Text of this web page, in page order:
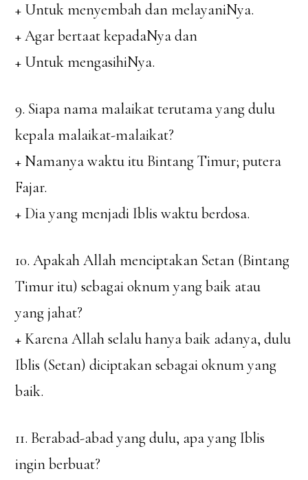
+ Untuk menyembah dan melayaniNya.
+ Agar bertaat kepadaNya dan
+ Untuk mengasihiNya.
9. Siapa nama malaikat terutama yang dulu
kepala malaikat-malaikat?
+ Namanya waktu itu Bintang Timur; putera
Fajar.
+ Dia yang menjadi Iblis waktu berdosa.
10. Apakah Allah menciptakan Setan (Bintang
Timur itu) sebagai oknum yang baik atau
yang jahat?
+ Karena Allah selalu hanya baik adanya, dulu
Iblis (Setan) diciptakan sebagai oknum yang
baik.
11. Berabad-abad yang dulu, apa yang Iblis
ingin berbuat?